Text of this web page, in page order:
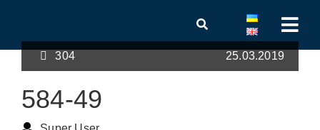
304 25.03.2019
584-49